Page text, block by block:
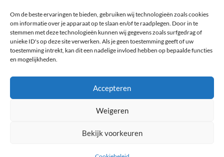
Om de beste ervaringen te bieden, gebruiken wij technologieën zoals cookies
om informatie over je apparaat op te slaan en/of te raadplegen. Door in te
stemmen met deze technologieën kunnen wij gegevens zoals surfgedrag of
unieke ID's op deze site verwerken. Als je geen toestemming geeft of uw
toestemming intrekt, kan dit een nadelige invloed hebben op bepaalde functies
en mogelijkheden.
Accepteren
Weigeren
Bekijk voorkeuren
WOS dient zienswijze in op voorontwerp Kop
Keizerstraat: blij met vergroening, wel meer aandacht
voor veiligheid en economische vitaliteit
WOS buurt BBQ: samen de zomer ingeluid!
Vlaggenode aan de jarige vuurtoren tijdens
Copyright 2026 – Alle rechten voorbehouden